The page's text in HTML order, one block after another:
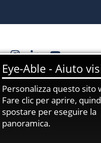
FacebookInstagram
LinkedinYouTube
Sostienici